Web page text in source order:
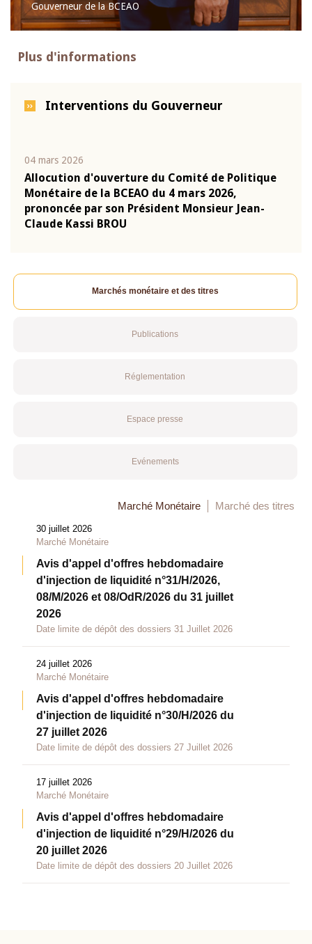
Gouverneur de la BCEAO
Plus d'informations
Interventions du Gouverneur
04 mars 2026
Allocution d'ouverture du Comité de Politique
Monétaire de la BCEAO du 4 mars 2026,
prononcée par son Président Monsieur Jean-
Claude Kassi BROU
Marchés monétaire et des titres
Publications
Réglementation
Espace presse
Evénements
Marché Monétaire Marché des titres
30 juillet 2026
Marché Monétaire
Avis d'appel d'offres hebdomadaire
d'injection de liquidité n°31/H/2026,
08/M/2026 et 08/OdR/2026 du 31 juillet
2026
Date limite de dépôt des dossiers 31 Juillet 2026
24 juillet 2026
Marché Monétaire
Avis d'appel d'offres hebdomadaire
d'injection de liquidité n°30/H/2026 du
27 juillet 2026
Date limite de dépôt des dossiers 27 Juillet 2026
17 juillet 2026
Marché Monétaire
Avis d'appel d'offres hebdomadaire
d'injection de liquidité n°29/H/2026 du
20 juillet 2026
Date limite de dépôt des dossiers 20 Juillet 2026